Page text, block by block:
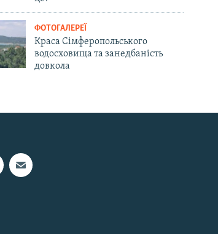
ФОТОГАЛЕРЕЇ
Краса Сімферопольського
водосховища та занедбаність
довкола